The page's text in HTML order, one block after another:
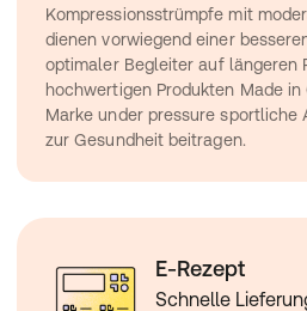
Kompressionsstrümpfe mit
dienen vorwiegend einer
optimaler Begleiter auf längeren
hochwertigen Produkten Made in
Marke under pressure sportliche
zur Gesundheit beitragen.
E-Rezept
Schnelle